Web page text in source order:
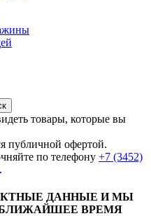
товары, которые вы
публичной офертой.
по телефону +7 (3452)
.
ДАННЫЕ И МЫ
ВРЕМЯ